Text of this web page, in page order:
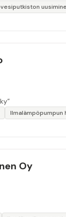
Ilmalämpöpumpun
Oy